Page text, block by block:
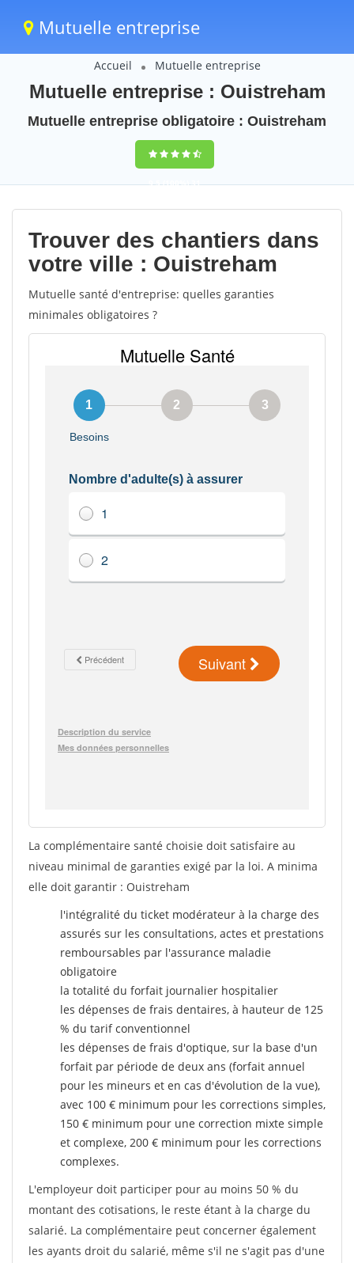
Mutuelle entreprise
Accueil Mutuelle entreprise
Mutuelle entreprise : Ouistreham
Mutuelle entreprise obligatoire : Ouistreham
9,5(100%)31
votes
Trouver des chantiers dans
votre ville : Ouistreham
Mutuelle santé d'entreprise: quelles garanties
minimales obligatoires ?
La complémentaire santé choisie doit satisfaire au
niveau minimal de garanties exigé par la loi. A minima
elle doit garantir : Ouistreham
l'intégralité du ticket modérateur à la charge des
assurés sur les consultations, actes et prestations
remboursables par l'assurance maladie
obligatoire
la totalité du forfait journalier hospitalier
les dépenses de frais dentaires, à hauteur de 125
% du tarif conventionnel
les dépenses de frais d'optique, sur la base d'un
forfait par période de deux ans (forfait annuel
pour les mineurs et en cas d'évolution de la vue),
avec 100 € minimum pour les corrections simples,
150 € minimum pour une correction mixte simple
et complexe, 200 € minimum pour les corrections
complexes.
L'employeur doit participer pour au moins 50 % du
montant des cotisations, le reste étant à la charge du
salarié. La complémentaire peut concerner également
les ayants droit du salarié, même s'il ne s'agit pas d'une